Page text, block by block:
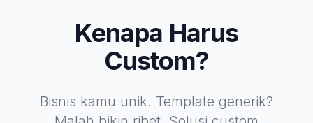
Kenapa Harus
Custom?
Bisnis kamu unik. Template generik?